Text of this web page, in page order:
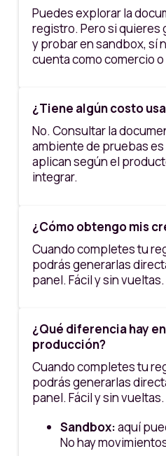
Puedes explorar la
registro. Pero si quieres
y probar en sandbox, sí
cuenta como comercio o
¿Tiene algún costo
No. Consultar la
ambiente de pruebas
aplican según el
integrar.
¿Cómo obtengo mis
Cuando completes tu
podrás generarlas
panel. Fácil y sin vueltas.
¿Qué diferencia hay
producción?
Cuando completes tu
podrás generarlas
panel. Fácil y sin vueltas.
Sandbox:aquí
No hay